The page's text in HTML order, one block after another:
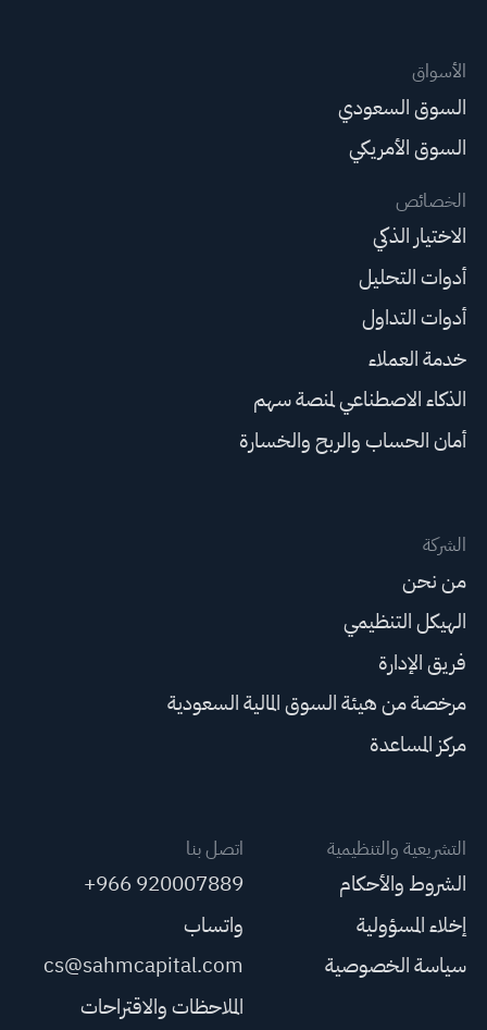
الأسواق
السوق السعودي
السوق الأمريكي
الخصائص
الاختيار الذكي
أدوات التحليل
أدوات التداول
خدمة العملاء
الذكاء الاصطناعي لمنصة سهم
أمان الحساب والربح والخسارة
الشركة
من نحن
الهيكل التنظيمي
فريق الإدارة
مرخصة من هيئة السوق المالية السعودية
مركز المساعدة
التشريعية والتنظيمية
الشروط والأحكام
إخلاء المسؤولية
سياسة الخصوصية
اتصل بنا
+966 920007889
واتساب
cs@sahmcapital.com
الملاحظات والاقتراحات